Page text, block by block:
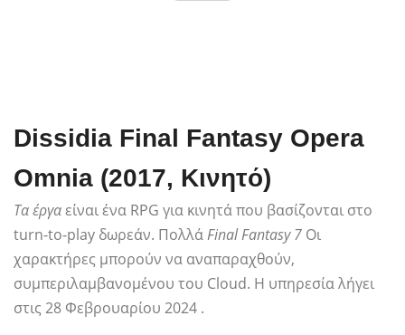
Dissidia Final Fantasy Opera
Omnia (2017, Κινητό)
Τα έργαείναι ένα RPG για κινητά που βασίζονται στο
turn-to-play δωρεάν. ΠολλάFinal Fantasy 7 Οι
χαρακτήρες μπορούν να αναπαραχθούν,
συμπεριλαμβανομένου του Cloud. Η υπηρεσία λήγει
στις 28 Φεβρουαρίου 2024 .